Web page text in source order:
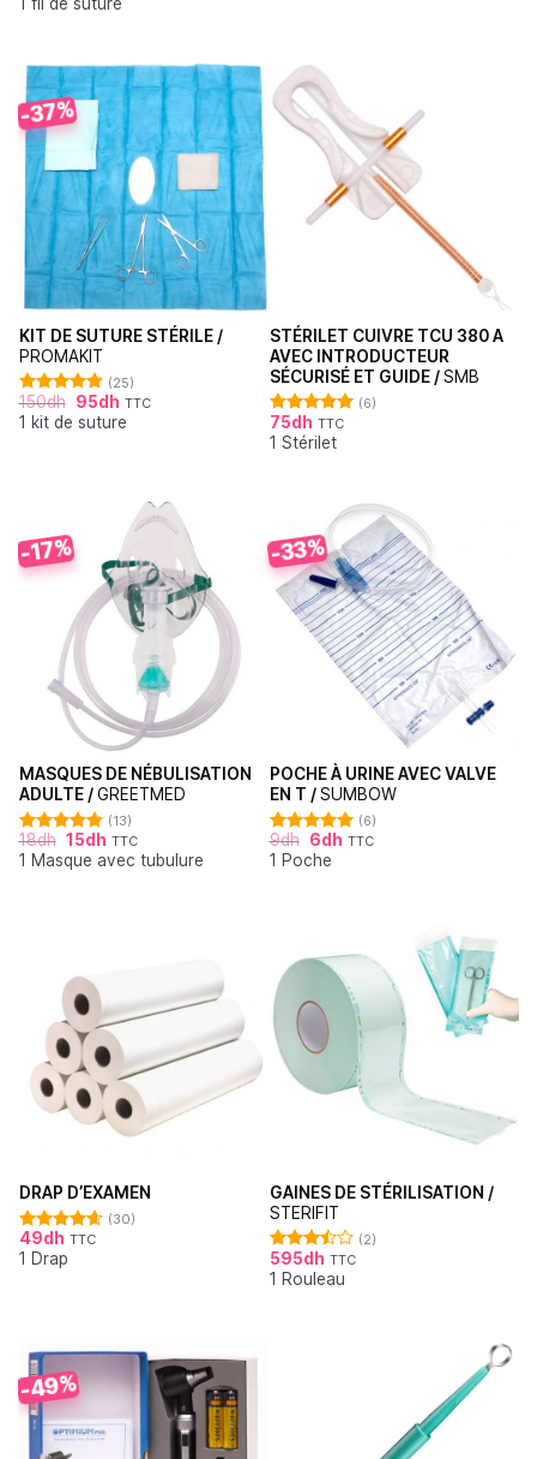
sur 5
1 fil de suture
-37%
KIT DE SUTURE STÉRILE /
PROMAKIT
Note4.92
sur 5
(25)
150dh 95dh TTC
1 kit de suture
STÉRILET CUIVRE TCU 380 A
AVEC INTRODUCTEUR
SÉCURISÉ ET GUIDE /SMB
Note5.00
sur 5
(6)
75dh TTC
1 Stérilet
-17%
MASQUES DE NÉBULISATION
ADULTE /GREETMED
Note
4.85
sur 5
(13)
18dh 15dh TTC
1 Masque avec tubulure
-33%
POCHE À URINE AVEC VALVE
EN T /SUMBOW
Note 5.00
sur 5
(6)
9dh 6dh TTC
1 Poche
DRAP D’EXAMEN
Note4.62
sur 5
(30)
49dh TTC
1 Drap
GAINES DE STÉRILISATION /
STERIFIT
Note
3.50sur
(2)
595dh TTC
1 Rouleau
-49%